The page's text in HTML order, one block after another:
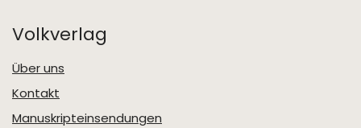
Volkverlag
Über uns
Kontakt
Manuskripteinsendungen